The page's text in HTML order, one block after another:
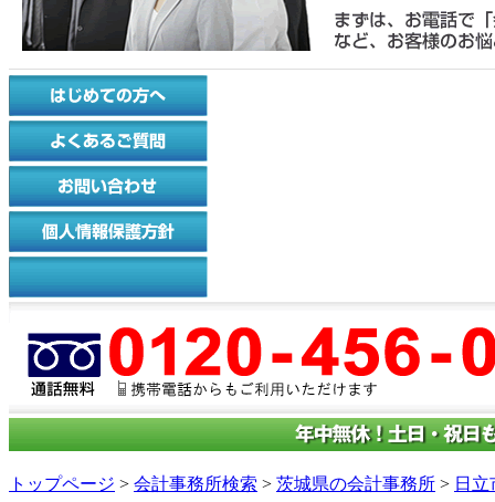
トップページ > 会計事務所検索 > 茨城県の会計事務所 > 日